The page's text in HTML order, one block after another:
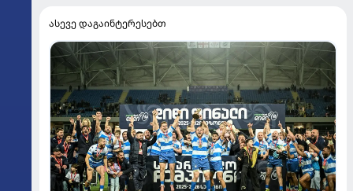
ასევე დაგაინტერესებთ